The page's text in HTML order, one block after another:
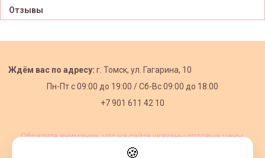
Отзывы
Ждём вас по адресу: г. Томск, ул. Гагарина, 10
Пн-Пт с09:00 до 19:00 /Сб-Вс 09:00 до 18:00
+7 901 611 42 10
Обратите внимание, что на сайте указаны оптовые цены,
🍪